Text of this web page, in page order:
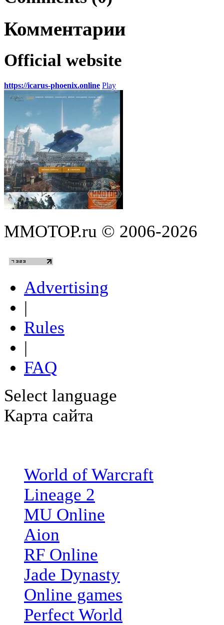
Комментарии
Official website
https://icarus-phoenix.online Play
MMOTOP.ru © 2006-2026
Advertising
|
Rules
|
FAQ
Select language
Карта сайта
World of Warcraft
Lineage 2
MU Online
Aion
RF Online
Jade Dynasty
Online games
Perfect World